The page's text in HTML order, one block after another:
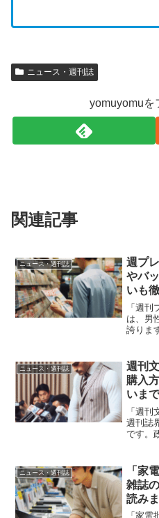
ニュース・週刊誌
yomuyomuを
関連記事
ニュース・週刊誌
週プ
やバ
いも
「週刊
は、男
誇りま
しり詰
購入で
ニュース・週刊誌
週刊
購入
いま
「週
週刊誌
です。
一方、
代の多
ニュース・週刊誌
「家
雑誌
読み
「家